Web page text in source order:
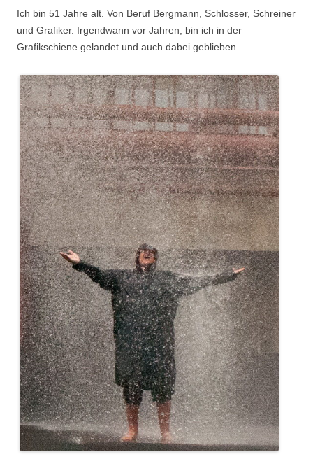
Ich bin 51 Jahre alt. Von Beruf Bergmann, Schlosser, Schreiner
und Grafiker. Irgendwann vor Jahren, bin ich in der
Grafikschiene gelandet und auch dabei geblieben.